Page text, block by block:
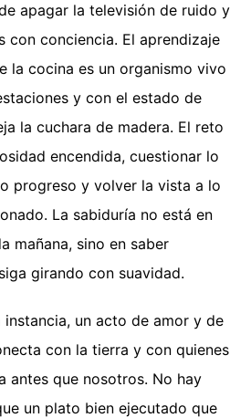
apagar la televisión de ruido y
con conciencia. El aprendizaje
la cocina es un organismo vivo
y con el estado de
la cuchara de madera. El reto
encendida, cuestionar lo
progreso y volver la vista a lo
La sabiduría no está en
mañana, sino en saber
girando con suavidad.
instancia, un acto de amor y de
con la tierra y con quienes
antes que nosotros. No hay
un plato bien ejecutado que